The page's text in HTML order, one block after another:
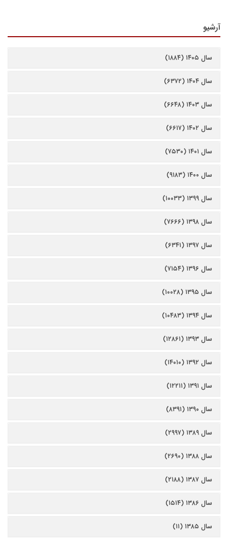
آرشیو
سال ۱۴۰۵ (۱۸۸۴)
سال ۱۴۰۴ (۶۳۷۲)
سال ۱۴۰۳ (۶۶۴۸)
سال ۱۴۰۲ (۶۶۱۷)
سال ۱۴۰۱ (۷۵۳۰)
سال ۱۴۰۰ (۹۱۸۳)
سال ۱۳۹۹ (۱۰۰۳۳)
سال ۱۳۹۸ (۷۶۶۶)
سال ۱۳۹۷ (۶۳۴۱)
سال ۱۳۹۶ (۷۱۵۴)
سال ۱۳۹۵ (۱۰۰۲۸)
سال ۱۳۹۴ (۱۰۴۸۳)
سال ۱۳۹۳ (۱۲۸۶۱)
سال ۱۳۹۲ (۱۴۰۱۰)
سال ۱۳۹۱ (۱۲۲۱۱)
سال ۱۳۹۰ (۸۳۹۱)
سال ۱۳۸۹ (۲۹۹۷)
سال ۱۳۸۸ (۲۶۹۰)
سال ۱۳۸۷ (۲۱۸۸)
سال ۱۳۸۶ (۱۵۱۴)
سال ۱۳۸۵ (۱۱)